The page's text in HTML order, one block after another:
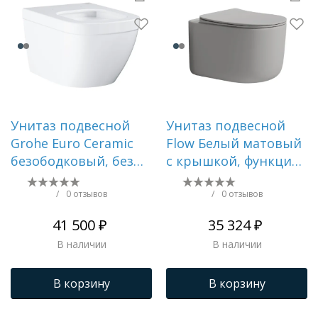
Унитаз подвесной
Grohe Euro Ceramic
безободковый, без
сиденья () 39328000
/ 0 отзывов
41 500 ₽
В наличии
В корзину
Унитаз подвесной
Flow Белый матовый
с крышкой, функция
Торнадо
/ 0 отзывов
35 324 ₽
В наличии
В корзину